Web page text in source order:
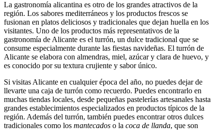
La gastronomía alicantina es otro de los grandes atractivos de la
región. Los sabores mediterráneos y los productos frescos se
fusionan en platos deliciosos y tradicionales que dejan huella en los
visitantes. Uno de los productos más representativos de la
gastronomía de Alicante es el turrón, un dulce tradicional que se
consume especialmente durante las fiestas navideñas. El turrón de
Alicante se elabora con almendras, miel, azúcar y clara de huevo, y
es conocido por su textura crujiente y sabor único.
Si visitas Alicante en cualquier época del año, no puedes dejar de
llevarte una caja de turrón como recuerdo. Puedes encontrarlo en
muchas tiendas locales, desde pequeñas pastelerías artesanales hasta
grandes establecimientos especializados en productos típicos de la
región. Además del turrón, también puedes encontrar otros dulces
tradicionales como los mantecados o la coca de llanda, que son